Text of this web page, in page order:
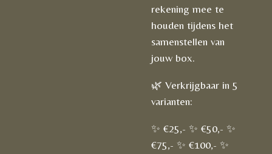
rekening mee te
houden tijdens het
samenstellen van
jouw box.
🌿 Verkrijgbaar in 5
varianten:
✨ €25,- ✨ €50,- ✨
€75,- ✨ €100,- ✨